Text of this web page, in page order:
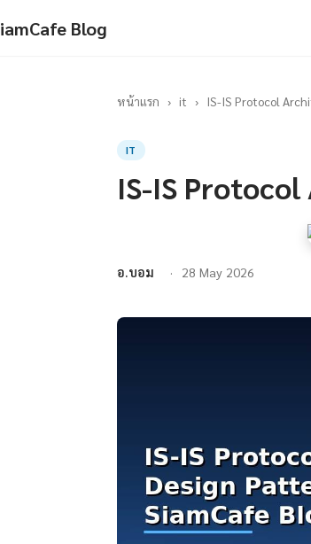
Blog
หน้าแรก › it › IS-IS Protocol
IT
IS-IS
อ.บอม 28 May 2026